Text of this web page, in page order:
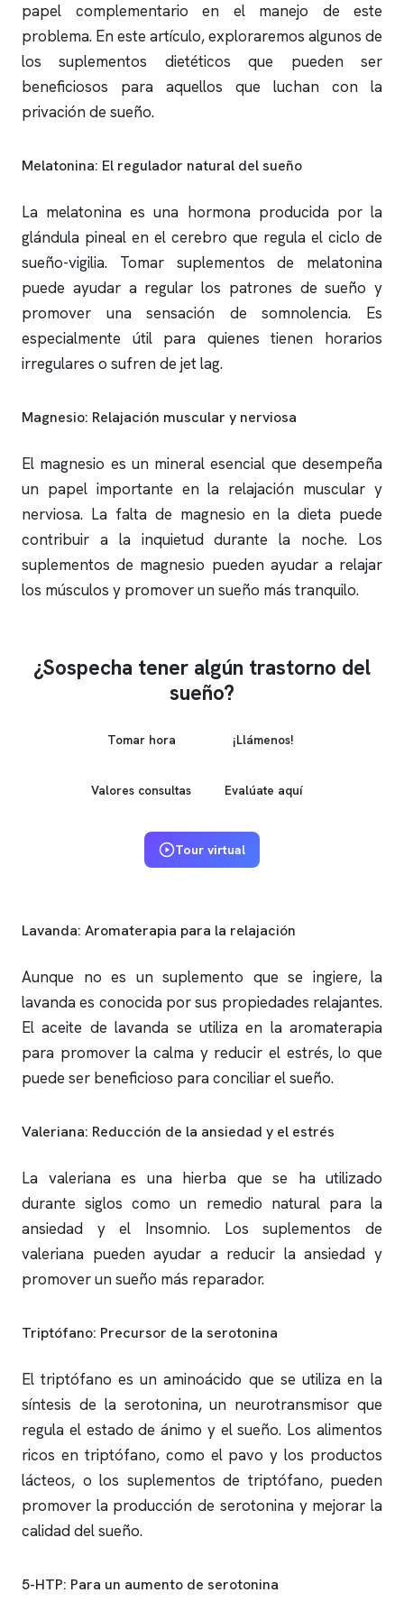
papel complementario en el manejo de este
problema. En este artículo, exploraremos algunos de
los suplementos dietéticos que pueden ser
beneficiosos para aquellos que luchan con la
privación de sueño.
Melatonina: El regulador natural del sueño
La melatonina es una hormona producida por la
glándula pineal en el cerebro que regula el ciclo de
sueño-vigilia. Tomar suplementos de melatonina
puede ayudar a regular los patrones de sueño y
promover una sensación de somnolencia. Es
especialmente útil para quienes tienen horarios
irregulares o sufren de jet lag.
Magnesio: Relajación muscular y nerviosa
El magnesio es un mineral esencial que desempeña
un papel importante en la relajación muscular y
nerviosa. La falta de magnesio en la dieta puede
contribuir a la inquietud durante la noche. Los
suplementos de magnesio pueden ayudar a relajar
los músculos y promover un sueño más tranquilo.
¿Sospecha tener algún trastorno del
sueño?
Tomar hora ¡Llámenos!
Valores consultas Evalúate aquí
Tour virtual
Lavanda: Aromaterapia para la relajación
Aunque no es un suplemento que se ingiere, la
lavanda es conocida por sus propiedades relajantes.
El aceite de lavanda se utiliza en la aromaterapia
para promover la calma y reducir el estrés, lo que
puede ser beneficioso para conciliar el sueño.
Valeriana: Reducción de la ansiedad y el estrés
La valeriana es una hierba que se ha utilizado
durante siglos como un remedio natural para la
ansiedad y el Insomnio. Los suplementos de
valeriana pueden ayudar a reducir la ansiedad y
promover un sueño más reparador.
Triptófano: Precursor de la serotonina
El triptófano es un aminoácido que se utiliza en la
síntesis de la serotonina, un neurotransmisor que
regula el estado de ánimo y el sueño. Los alimentos
ricos en triptófano, como el pavo y los productos
lácteos, o los suplementos de triptófano, pueden
promover la producción de serotonina y mejorar la
calidad del sueño.
5-HTP: Para un aumento de serotonina